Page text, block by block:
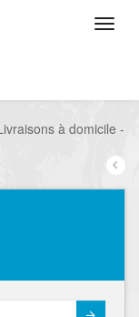
à domicile -